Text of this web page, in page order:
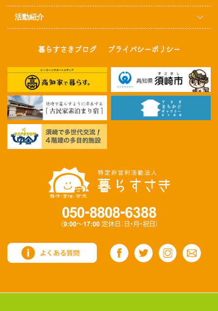
活動紹介
暮らすさきブログ プライバシーポリシー